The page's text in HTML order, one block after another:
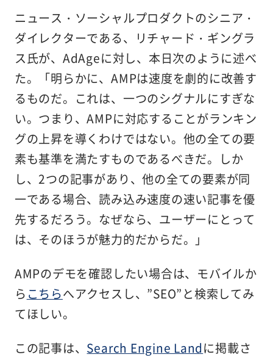
ニュース・ソーシャルプロダクトのシニア・
ダイレクターである、リチャード・ギングラ
ス氏が、AdAgeに対し、本日次のように述べ
た。「明らかに、AMPは速度を劇的に改善す
るものだ。これは、一つのシグナルにすぎな
い。つまり、AMPに対応することがランキン
グの上昇を導くわけではない。他の全ての要
素も基準を満たすものであるべきだ。しか
し、2つの記事があり、他の全ての要素が同
一である場合、読み込み速度の速い記事を優
先するだろう。なぜなら、ユーザーにとって
は、そのほうが魅力的だからだ。」
AMPのデモを確認したい場合は、モバイルか
ら こちらへアクセスし、”SEO”と検索してみ
てほしい。
この記事は、 Search Engine Landに掲載さ